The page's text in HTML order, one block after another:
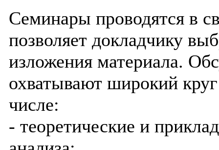
Семинары проводятся в
позволяет докладчику
изложения материала.
охватывают широкий
числе:
- теоретические и